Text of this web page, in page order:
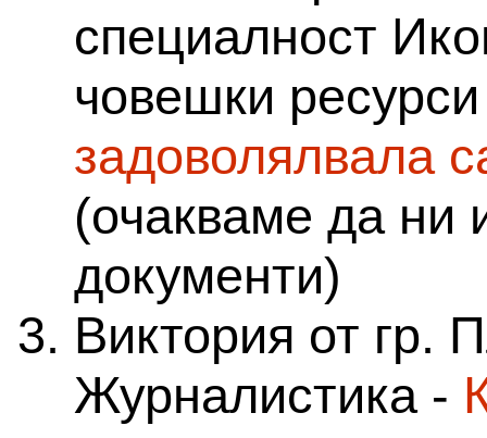
специалност
човешки
задоволялвала
(очакваме да ни
документи)
Виктория от гр.
Журналистика -